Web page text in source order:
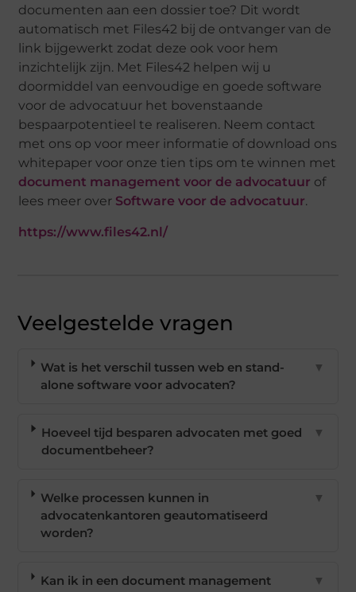
documenten aan een dossier toe? Dit wordt
automatisch met Files42 bij de ontvanger van de
link bijgewerkt zodat deze ook voor hem
inzichtelijk zijn. Met Files42 helpen wij u
doormiddel van eenvoudige en goede software
voor de advocatuur het bovenstaande
bespaarpotentieel te realiseren. Neem contact
met ons op voor meer informatie of download ons
whitepaper voor onze tien tips om te winnen met
document management voor de advocatuur of
lees meer over Software voor de advocatuur.
https://www.files42.nl/
Veelgestelde vragen
Wat is het verschil tussen web en stand-
alone software voor advocaten?
▼
Hoeveel tijd besparen advocaten met goed
documentbeheer?
▼
Welke processen kunnen in
advocatenkantoren geautomatiseerd
worden?
▼
Kan ik in een document management
▼